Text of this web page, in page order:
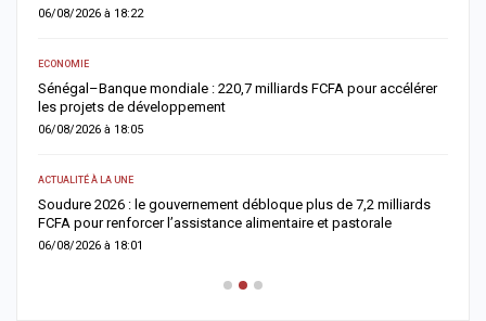
06/08/2026 à 18:22
ECONOMIE
Sénégal–Banque mondiale : 220,7 milliards FCFA pour accélérer
les projets de développement
06/08/2026 à 18:05
ACTUALITÉ À LA UNE
Soudure 2026 : le gouvernement débloque plus de 7,2 milliards
FCFA pour renforcer l’assistance alimentaire et pastorale
06/08/2026 à 18:01